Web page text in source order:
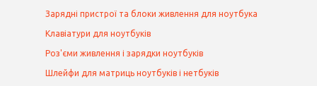
Зарядні пристрої та блоки живлення для ноутбука
Клавіатури для ноутбуків
Роз'єми живлення і зарядки ноутбуків
Шлейфи для матриць ноутбуків і нетбуків